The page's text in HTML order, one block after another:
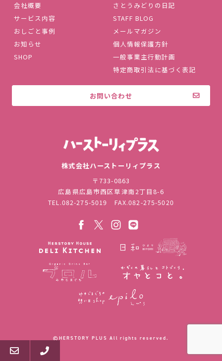
会社概要
サービス内容
おしごと事例
お知らせ
SHOP
さとうみどりの日記
STAFF BLOG
メールマガジン
個人情報保護方針
一般事業主行動計画
特定商取引法に基づく表記
お問い合わせ
株式会社ハーストーリィプラス
〒733-0863
広島県広島市西区草津南2丁目8-6
TEL.082-275-5019 FAX.082-275-5020
©︎HERSTORY PLUS All rights reserved.